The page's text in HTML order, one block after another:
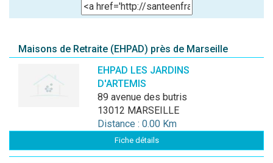
Maisons de Retraite (EHPAD) près de Marseille
EHPAD LES JARDINS
D'ARTEMIS
89 avenue des butris
13012 MARSEILLE
Distance : 0.00 Km
Fiche détails